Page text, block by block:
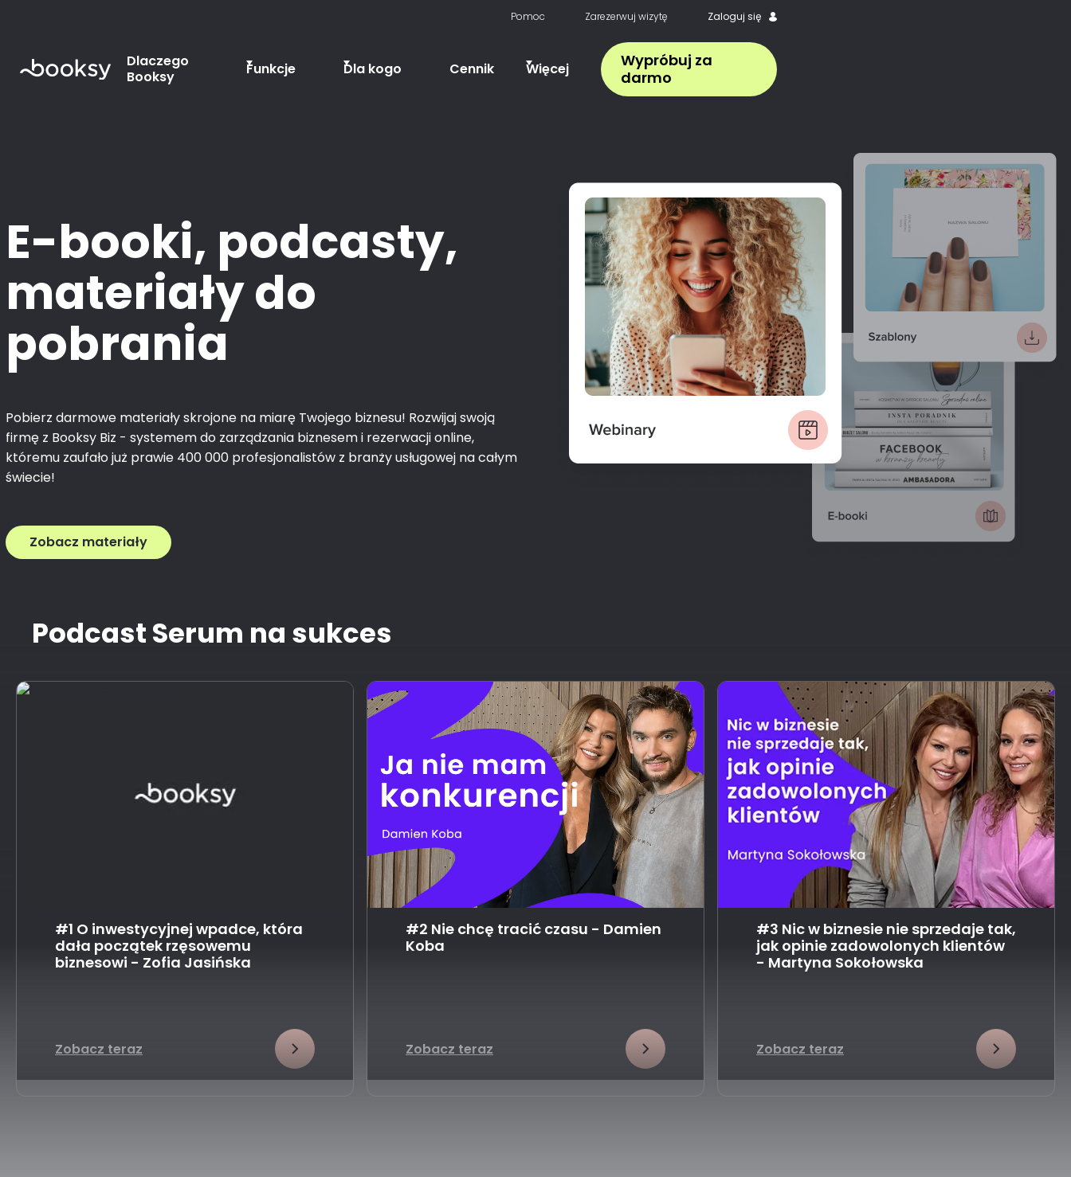
Pomoc Zarezerwuj wizytę Zaloguj się
Dlaczego
Booksy
Funkcje Dla kogo Cennik Więcej
Wypróbuj za
darmo
E-booki, podcasty,
materiały do
pobrania
Pobierz darmowe materiały skrojone na miarę Twojego biznesu! Rozwijaj swoją
firmę z Booksy Biz - systemem do zarządzania biznesem i rezerwacji online,
któremu zaufało już prawie 400 000 profesjonalistów z branży usługowej na całym
świecie!
Zobacz materiały
Podcast Serum na sukces
#1 O inwestycyjnej wpadce, która
dała początek rzęsowemu
biznesowi - Zofia Jasińska
Zobacz teraz
#2 Nie chcę tracić czasu - Damien
Koba
Zobacz teraz
#3 Nic w biznesie nie sprzedaje tak,
jak opinie zadowolonych klientów
- Martyna Sokołowska
Zobacz teraz